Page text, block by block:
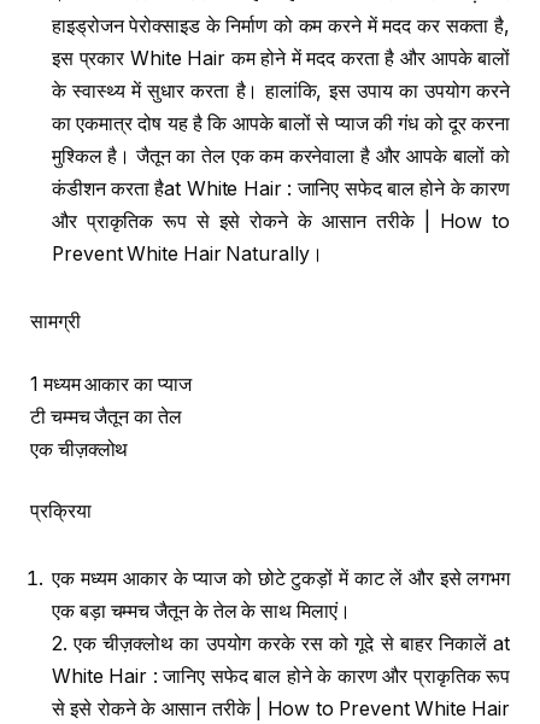
हाइड्रोजन पेरोक्साइड के निर्माण को कम करने में मदद कर सकता है,
इस प्रकार White Hair कम होने में मदद करता है और आपके बालों
के स्वास्थ्य में सुधार करता है। हालांकि, इस उपाय का उपयोग करने
का एकमात्र दोष यह है कि आपके बालों से प्याज की गंध को दूर करना
मुश्किल है। जैतून का तेल एक कम करनेवाला है और आपके बालों को
कंडीशन करता हैat White Hair : जानिए सफेद बाल होने के कारण
और प्राकृतिक रूप से इसे रोकने के आसान तरीके | How to
Prevent White Hair Naturally।
सामग्री
1 मध्यम आकार का प्याज
टी चम्मच जैतून का तेल
एक चीज़क्लोथ
प्रक्रिया
एक मध्यम आकार के प्याज को छोटे टुकड़ों में काट लें और इसे लगभग
एक बड़ा चम्मच जैतून के तेल के साथ मिलाएं।
2. एक चीज़क्लोथ का उपयोग करके रस को गूदे से बाहर निकालें at
White Hair : जानिए सफेद बाल होने के कारण और प्राकृतिक रूप
से इसे रोकने के आसान तरीके | How to Prevent White Hair